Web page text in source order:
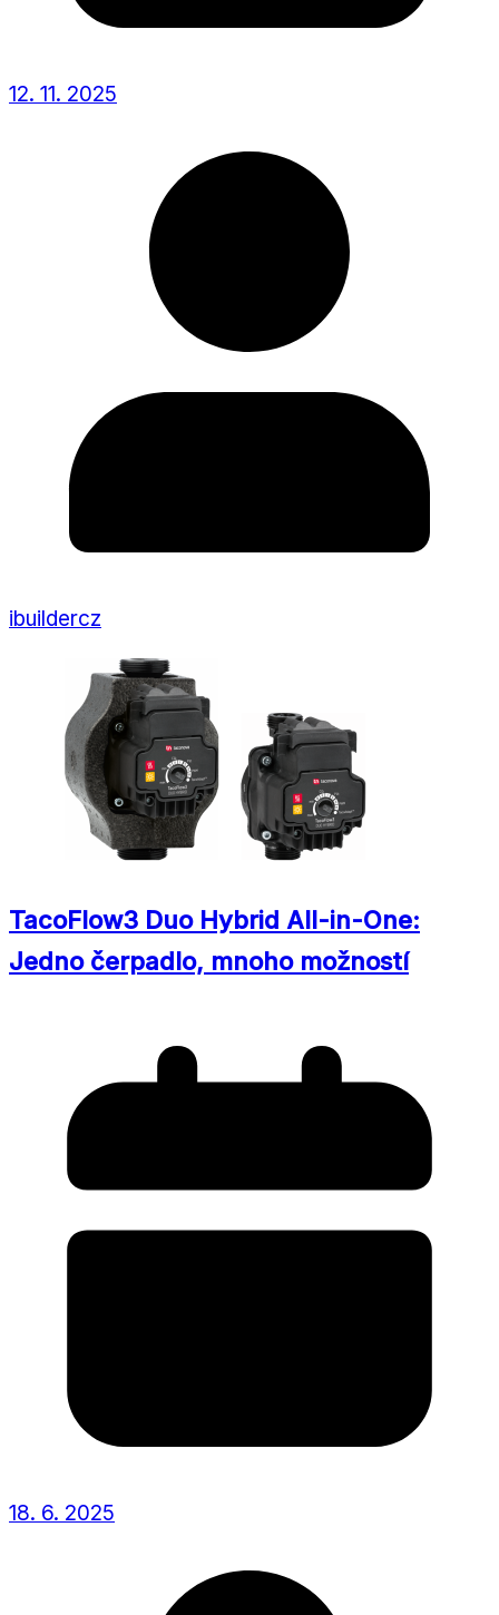
12. 11. 2025
ibuildercz
TacoFlow3 Duo Hybrid All-in-One:
Jedno čerpadlo, mnoho možností
18. 6. 2025